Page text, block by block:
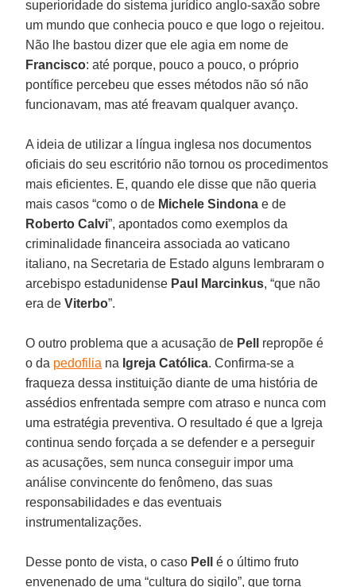
superioridade do sistema jurídico anglo-saxão sobre
um mundo que conhecia pouco e que logo o rejeitou.
Não lhe bastou dizer que ele agia em nome de
Francisco: até porque, pouco a pouco, o próprio
pontífice percebeu que esses métodos não só não
funcionavam, mas até freavam qualquer avanço.
A ideia de utilizar a língua inglesa nos documentos
oficiais do seu escritório não tornou os procedimentos
mais eficientes. E, quando ele disse que não queria
mais casos “como o de Michele Sindona e de
Roberto Calvi”, apontados como exemplos da
criminalidade financeira associada ao vaticano
italiano, na Secretaria de Estado alguns lembraram o
arcebispo estadunidense Paul Marcinkus, “que não
era deViterbo”.
O outro problema que a acusação de Pell
repropõe é
o da pedofilia na Igreja Católica. Confirma-se a
fraqueza dessa instituição diante de uma história de
assédios enfrentada sempre com atraso e nunca com
uma estratégia preventiva. O resultado é que a Igreja
continua sendo forçada a se defender e a perseguir
as acusações, sem nunca conseguir impor uma
análise convincente do fenômeno, das suas
responsabilidades e das eventuais
instrumentalizações.
Desse ponto de vista, o caso Pell
é o último fruto
envenenado de uma “cultura do sigilo”, que torna